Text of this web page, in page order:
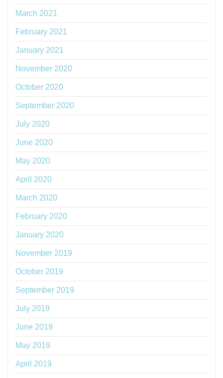
March 2021
February 2021
January 2021
November 2020
October 2020
September 2020
July 2020
June 2020
May 2020
April 2020
March 2020
February 2020
January 2020
November 2019
October 2019
September 2019
July 2019
June 2019
May 2019
April 2019